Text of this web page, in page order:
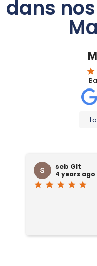
dans nos
star
seb Glt
4 years ago
star star star star star